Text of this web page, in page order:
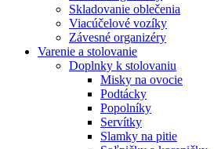
Skladovanie oblečenia
Viacúčelové vozíky
Závesné organizéry
Varenie a stolovanie
Doplnky k stolovaniu
Misky na ovocie
Podtácky
Popolníky
Servítky
Slamky na pitie